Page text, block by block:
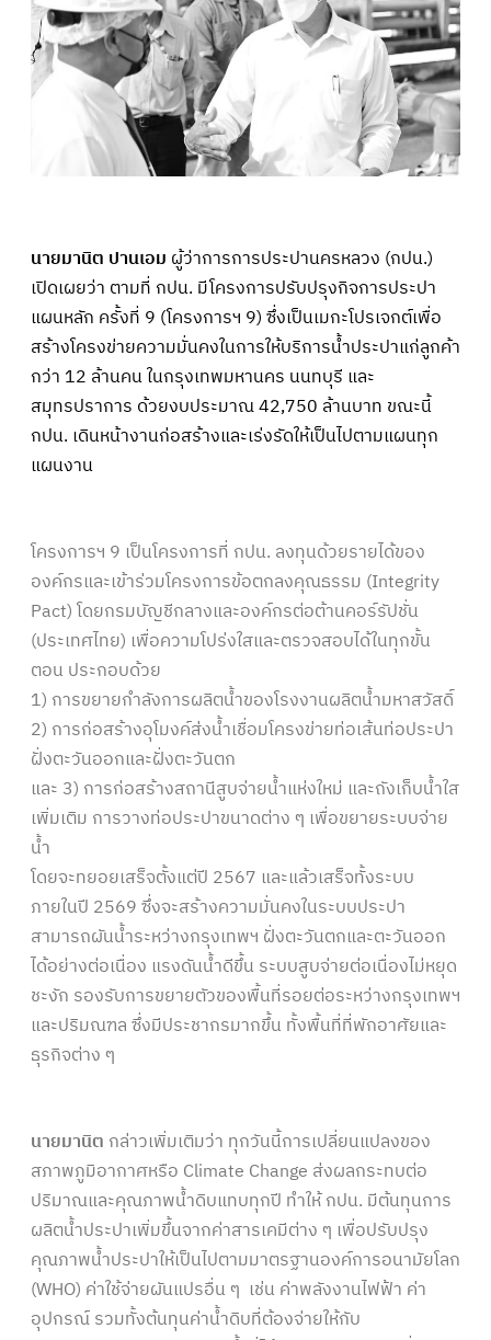
นายมานิต ปานเอม ผู้ว่าการการประปานครหลวง (กปน.)
เปิดเผยว่า ตามที่ กปน. มีโครงการปรับปรุงกิจการประปา
แผนหลัก ครั้งที่ 9 (โครงการฯ 9) ซึ่งเป็นเมกะโปรเจกต์เพื่อ
สร้างโครงข่ายความมั่นคงในการให้บริการน้ำประปาแก่ลูกค้า
กว่า 12 ล้านคน ในกรุงเทพมหานคร นนทบุรี และ
สมุทรปราการ ด้วยงบประมาณ 42,750 ล้านบาท ขณะนี้
กปน. เดินหน้างานก่อสร้างและเร่งรัดให้เป็นไปตามแผนทุก
แผนงาน
โครงการฯ 9 เป็นโครงการที่ กปน. ลงทุนด้วยรายได้ของ
องค์กรและเข้าร่วมโครงการข้อตกลงคุณธรรม (Integrity
Pact) โดยกรมบัญชีกลางและองค์กรต่อต้านคอร์รัปชั่น
(ประเทศไทย) เพื่อความโปร่งใสและตรวจสอบได้ในทุกขั้น
ตอน ประกอบด้วย
1) การขยายกำลังการผลิตน้ำของโรงงานผลิตน้ำมหาสวัสดิ์
2) การก่อสร้างอุโมงค์ส่งน้ำเชื่อมโครงข่ายท่อเส้นท่อประปา
ฝั่งตะวันออกและฝั่งตะวันตก
และ 3) การก่อสร้างสถานีสูบจ่ายน้ำแห่งใหม่ และถังเก็บน้ำใส
เพิ่มเติม การวางท่อประปาขนาดต่าง ๆ เพื่อขยายระบบจ่าย
น้ำ
โดยจะทยอยเสร็จตั้งแต่ปี 2567 และแล้วเสร็จทั้งระบบ
ภายในปี 2569 ซึ่งจะสร้างความมั่นคงในระบบประปา
สามารถผันน้ำระหว่างกรุงเทพฯ ฝั่งตะวันตกและตะวันออก
ได้อย่างต่อเนื่อง แรงดันน้ำดีขึ้น ระบบสูบจ่ายต่อเนื่องไม่หยุด
ชะงัก รองรับการขยายตัวของพื้นที่รอยต่อระหว่างกรุงเทพฯ
และปริมณฑล ซึ่งมีประชากรมากขึ้น ทั้งพื้นที่ที่พักอาศัยและ
ธุรกิจต่าง ๆ
นายมานิต กล่าวเพิ่มเติมว่า ทุกวันนี้การเปลี่ยนแปลงของ
สภาพภูมิอากาศหรือ Climate Change ส่งผลกระทบต่อ
ปริมาณและคุณภาพน้ำดิบแทบทุกปี ทำให้ กปน. มีต้นทุนการ
ผลิตน้ำประปาเพิ่มขึ้นจากค่าสารเคมีต่าง ๆ เพื่อปรับปรุง
คุณภาพน้ำประปาให้เป็นไปตามมาตรฐานองค์การอนามัยโลก
(WHO) ค่าใช้จ่ายผันแปรอื่น ๆ เช่น ค่าพลังงานไฟฟ้า ค่า
อุปกรณ์ รวมทั้งต้นทุนค่าน้ำดิบที่ต้องจ่ายให้กับ